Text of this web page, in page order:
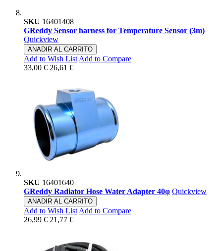
SKU 16401408
GReddy Sensor harness for Temperature Sensor (3m)
Quickview
ANADIR AL CARRITO
Add to Wish List Add to Compare
33,00 € 26,61 €
SKU 16401640
GReddy Radiator Hose Water Adapter 40φ Quickview
ANADIR AL CARRITO
Add to Wish List Add to Compare
26,99 € 21,77 €